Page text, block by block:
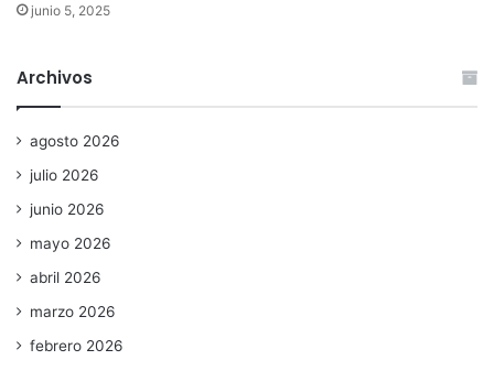
junio 5, 2025
Archivos
agosto 2026
julio 2026
junio 2026
mayo 2026
abril 2026
marzo 2026
febrero 2026